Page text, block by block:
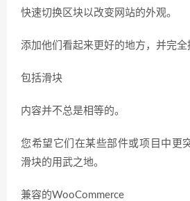
快速切换区块以改变网站的外观。
添加他们看起来更好的地方，并完全
包括滑块
内容并不总是相等的。
您希望它们在某些部件或项目中更
滑块的用武之地。
兼容的WooCommerce